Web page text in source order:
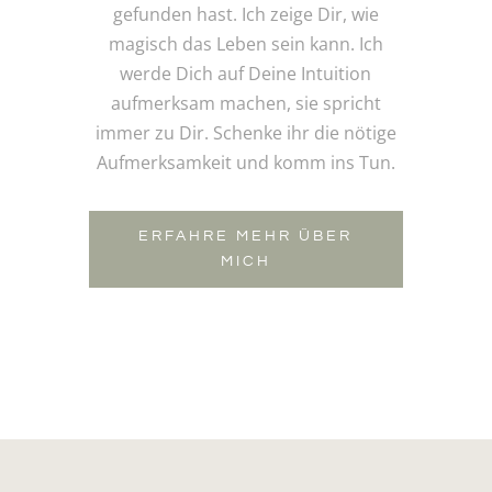
gefunden hast. Ich zeige Dir, wie
magisch das Leben sein kann. Ich
werde Dich auf Deine Intuition
aufmerksam machen, sie spricht
immer zu Dir. Schenke ihr die nötige
Aufmerksamkeit und komm ins Tun.
ERFAHRE MEHR ÜBER
MICH